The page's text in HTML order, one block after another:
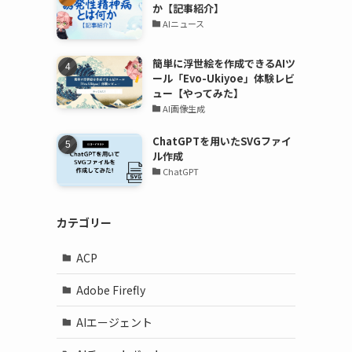
か【記事紹介】
AIニュース
簡単に浮世絵を作成できるAIツ
ール「Evo-Ukiyoe」体験レビ
ュー【やってみた】
AI画像生成
ChatGPTを用いたSVGファイ
ル作成
ChatGPT
カテゴリー
ACP
Adobe Firefly
AIエージェント